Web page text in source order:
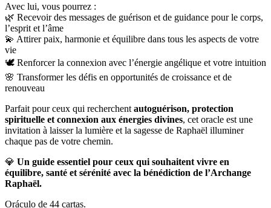
Avec lui, vous pourrez :
🌿 Recevoir des messages de guérison et de guidance pour le corps,
l’esprit et l’âme
💫 Attirer paix, harmonie et équilibre dans tous les aspects de votre
vie
🕊️ Renforcer la connexion avec l’énergie angélique et votre intuition
🌸 Transformer les défis en opportunités de croissance et de
renouveau
Parfait pour ceux qui recherchent autoguérison, protection
spirituelle et connexion aux énergies divines, cet oracle est une
invitation à laisser la lumière et la sagesse de Raphaël illuminer
chaque pas de votre chemin.
💎 Un guide essentiel pour ceux qui souhaitent vivre en
équilibre, santé et sérénité avec la bénédiction de l’Archange
Raphaël.
Oráculo de 44 cartas.